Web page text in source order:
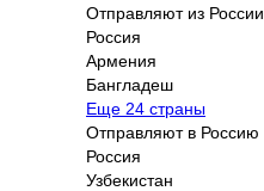
Отправляют из России
Россия
Армения
Бангладеш
Еще 24 страны
Отправляют в Россию
Россия
Узбекистан